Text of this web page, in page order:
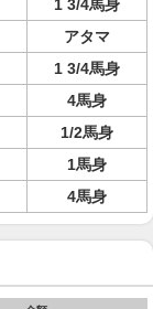
1 3/4馬身
アタマ
1 3/4馬身
4馬身
1/2馬身
1馬身
4馬身